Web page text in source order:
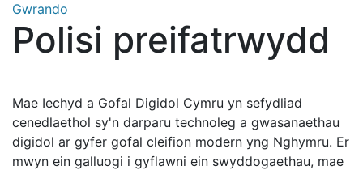
Gwrando
Polisi preifatrwydd
Mae Iechyd a Gofal Digidol Cymru yn sefydliad
cenedlaethol sy'n darparu technoleg a gwasanaethau
digidol ar gyfer gofal cleifion modern yng Nghymru. Er
mwyn ein galluogi i gyflawni ein swyddogaethau, mae